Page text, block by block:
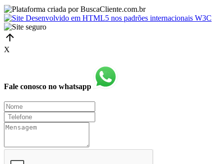
X
Fale conosco no whatsapp